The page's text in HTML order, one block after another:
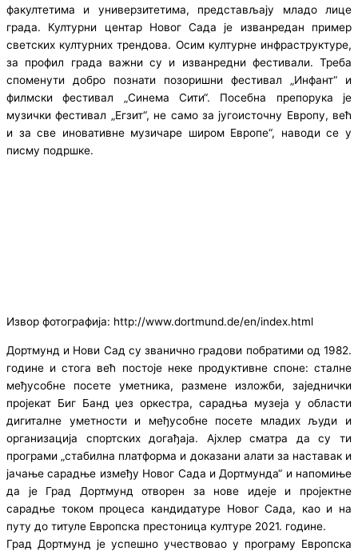
факултетима и универзитетима, представљају младо лице
града. Културни центар Новог Сада је изванредан пример
светских културних трендова. Осим културне инфраструктуре,
за профил града важни су и изванредни фестивали. Треба
споменути добро познати позоришни фестивал „Инфант“ и
филмски фестивал „Синема Сити“. Посебна препорука је
музички фестивал „Егзит“, не само за југоисточну Европу, већ
и за све иновативне музичаре широм Европе“, наводи се у
писму подршке.
Извор фотографија: http://www.dortmund.de/en/index.html
Дортмунд и Нови Сад су званично градови побратими од 1982.
године и стога већ постоје неке продуктивне споне: сталне
међусобне посете уметника, размене изложби, заједнички
пројекат Биг Банд џез оркестра, сарадња музеја у области
дигиталне уметности и међусобне посете младих људи и
организација спортских догађаја. Ајхлер сматра да су ти
програми „стабилна платформа и доказани алати за наставак и
јачање сарадње између Новог Сада и Дортмунда“ и напомиње
да је Град Дортмунд отворен за нове идеје и пројектне
сарадње током процеса кандидатуре Новог Сада, као и на
путу до титуле Европска престоница културе 2021. године.
Град Дортмунд је успешно учествовао у програму Европска